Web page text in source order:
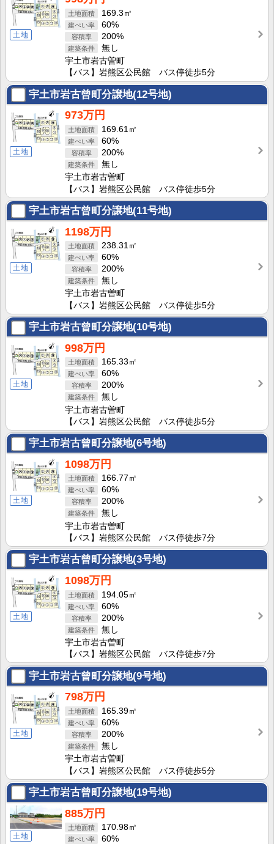
土地
169.3㎡
60%
200%
無し
宇土市岩古曽町
【バス】岩熊区公民館 バス停徒歩5分
宇土市岩古曾町分譲地(12号地)
土地
973万円
169.61㎡
60%
200%
無し
宇土市岩古曽町
【バス】岩熊区公民館 バス停徒歩5分
宇土市岩古曾町分譲地(11号地)
土地
1198万円
238.31㎡
60%
200%
無し
宇土市岩古曽町
【バス】岩熊区公民館 バス停徒歩5分
宇土市岩古曾町分譲地(10号地)
土地
998万円
165.33㎡
60%
200%
無し
宇土市岩古曽町
【バス】岩熊区公民館 バス停徒歩5分
宇土市岩古曾町分譲地(6号地)
土地
1098万円
166.77㎡
60%
200%
無し
宇土市岩古曽町
【バス】岩熊区公民館 バス停徒歩7分
宇土市岩古曾町分譲地(3号地)
土地
1098万円
194.05㎡
60%
200%
無し
宇土市岩古曽町
【バス】岩熊区公民館 バス停徒歩7分
宇土市岩古曾町分譲地(9号地)
土地
798万円
165.39㎡
60%
200%
無し
宇土市岩古曽町
【バス】岩熊区公民館 バス停徒歩5分
宇土市岩古曾町分譲地(19号地)
土地
885万円
170.98㎡
60%